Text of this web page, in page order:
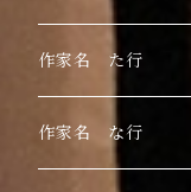
飴屋晶貴
杏ひろと
勝田麻子
草羽揺二
関野栄美
佐々木茜
作家名 た行
玉村のどか
作家名 な行